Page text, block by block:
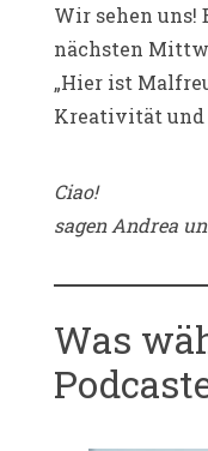
Wir sehen uns!
nächsten
„Hier ist
Kreativität und
Ciao!
sagen Andrea
Was